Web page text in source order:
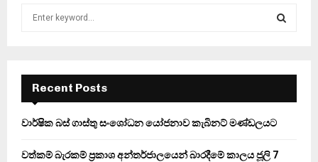
f
r
E
A
Recent Posts
වාර්ෂික බස් ගාස්තු සංශෝධන යෝජනාව කැබිනට් මණ්ඩලයට
වත්කම් බැරකම් ප්‍රකාශ අන්තර්ජාලයෙන් බාරදීමේ කාලය ජූලි 7